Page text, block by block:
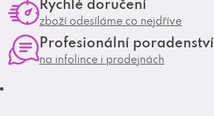
g
a
m
o
o
k
zboží odesíláme co nejdříve
Profesionální poradenství
na infolince i prodejnách